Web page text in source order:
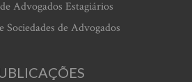
Advogados Estagiários
Sociedades de Advogados